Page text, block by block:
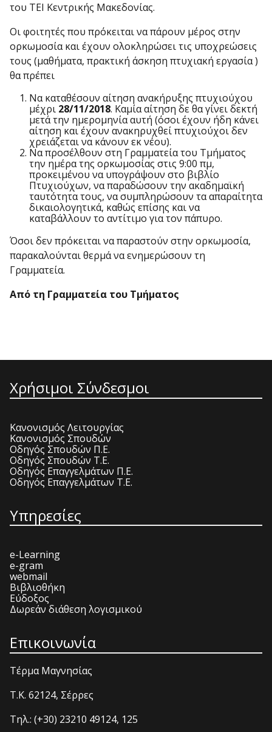
του ΤΕΙ Κεντρικής Μακεδονίας.
Οι φοιτητές που πρόκειται να πάρουν μέρος στην
ορκωμοσία και έχουν ολοκληρώσει τις υποχρεώσεις
τους (μαθήματα, πρακτική άσκηση πτυχιακή εργασία )
θα πρέπει
Να καταθέσουν αίτηση ανακήρυξης πτυχιούχου
μέχρι 28/11/2018. Καμία αίτηση δε θα γίνει δεκτή
μετά την ημερομηνία αυτή (όσοι έχουν ήδη κάνει
αίτηση και έχουν ανακηρυχθεί πτυχιούχοι δεν
χρειάζεται να κάνουν εκ νέου).
Να προσέλθουν στη Γραμματεία του Τμήματος
την ημέρα της ορκωμοσίας στις 9:00 πμ,
προκειμένου να υπογράψουν στο βιβλίο
Πτυχιούχων, να παραδώσουν την ακαδημαϊκή
ταυτότητα τους, να συμπληρώσουν τα απαραίτητα
δικαιολογητικά, καθώς επίσης και να
καταβάλλουν το αντίτιμο για τον πάπυρο.
Όσοι δεν πρόκειται να παραστούν στην ορκωμοσία,
παρακαλούνται θερμά να ενημερώσουν τη
Γραμματεία.
Από τη Γραμματεία του Τμήματος
Χρήσιμοι Σύνδεσμοι
Κανονισμός Λειτουργίας
Κανονισμός Σπουδών
Οδηγός Σπουδών Π.Ε.
Οδηγός Σπουδών Τ.Ε.
Οδηγός Επαγγελμάτων Π.Ε.
Οδηγός Επαγγελμάτων Τ.Ε.
Υπηρεσίες
e-Learning
e-gram
webmail
Βιβλιοθήκη
Εύδοξος
Δωρεάν διάθεση λογισμικού
Επικοινωνία
Τέρμα Μαγνησίας
T.K. 62124, Σέρρες
Τηλ.: (+30) 23210 49124, 125